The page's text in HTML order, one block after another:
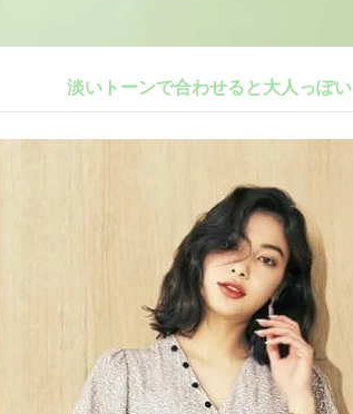
淡いトーンで合わせると大人っぽい